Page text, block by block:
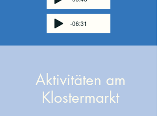
-06:31
Aktivitäten am
Klostermarkt